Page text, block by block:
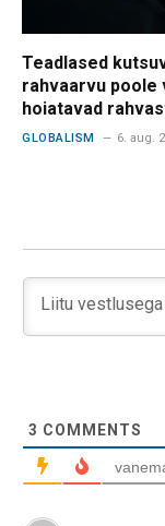
Teadlased
rahvaarvu poole
hoiatavad
GLOBALISM 6. aug.
3 COMMENTS